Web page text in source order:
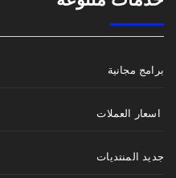
برامج مجانية
اسعار العملات
جديد المنتديات